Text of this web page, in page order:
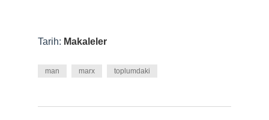
Tarih: Makaleler
man marx toplumdaki